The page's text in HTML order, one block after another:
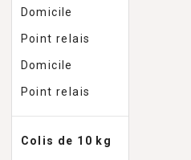
Domicile
Point relais
Domicile
Point relais
Colis de 10 kg